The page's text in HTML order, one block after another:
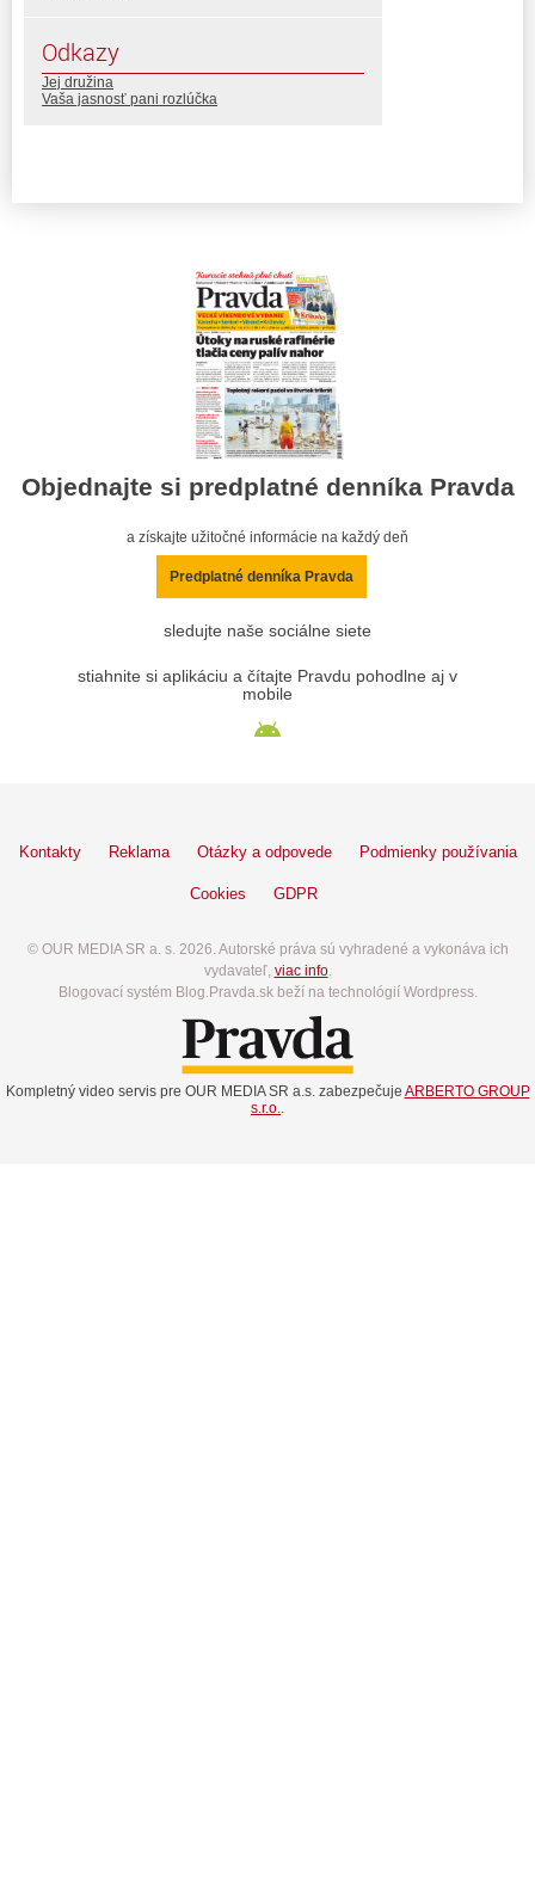
Odkazy
Jej družina
Vaša jasnosť pani rozlúčka
Objednajte si predplatné denníka Pravda
a získajte užitočné informácie na každý deň
Predplatné denníka Pravda
sledujte naše sociálne siete
stiahnite si aplikáciu a čítajte Pravdu pohodlne aj v
mobile
Kontakty Reklama Otázky a odpovede Podmienky používania
Cookies GDPR
© OUR MEDIA SR a. s. 2026. Autorské práva sú vyhradené a vykonáva ich
vydavateľ, viac info.
Blogovací systém Blog.Pravda.sk beží na technológií Wordpress.
Kompletný video servis pre OUR MEDIA SR a.s. zabezpečuje ARBERTO GROUP
s.r.o..